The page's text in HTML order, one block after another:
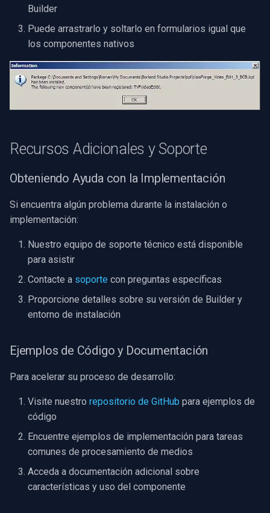
Builder
Puede arrastrarlo y soltarlo en formularios igual que
los componentes nativos
Recursos Adicionales y Soporte
Obteniendo Ayuda con la Implementación
Si encuentra algún problema durante la instalación o
implementación:
Nuestro equipo de soporte técnico está disponible
para asistir
Contacte a soporte con preguntas específicas
Proporcione detalles sobre su versión de Builder y
entorno de instalación
Ejemplos de Código y Documentación
Para acelerar su proceso de desarrollo:
Visite nuestro repositorio de GitHub para ejemplos de
código
Encuentre ejemplos de implementación para tareas
comunes de procesamiento de medios
Acceda a documentación adicional sobre
características y uso del componente